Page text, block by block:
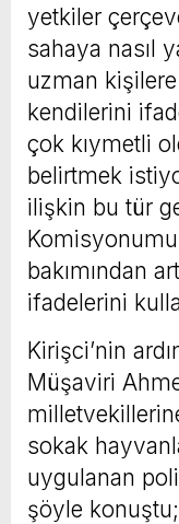
yetkiler
sahaya nasıl
uzman
kendilerini
çok kıymetli
belirtmek
ilişkin bu tür
bakımından
ifadelerini
Kirişci’nin
Müşaviri
sokak
uygulanan
şöyle konuştu;